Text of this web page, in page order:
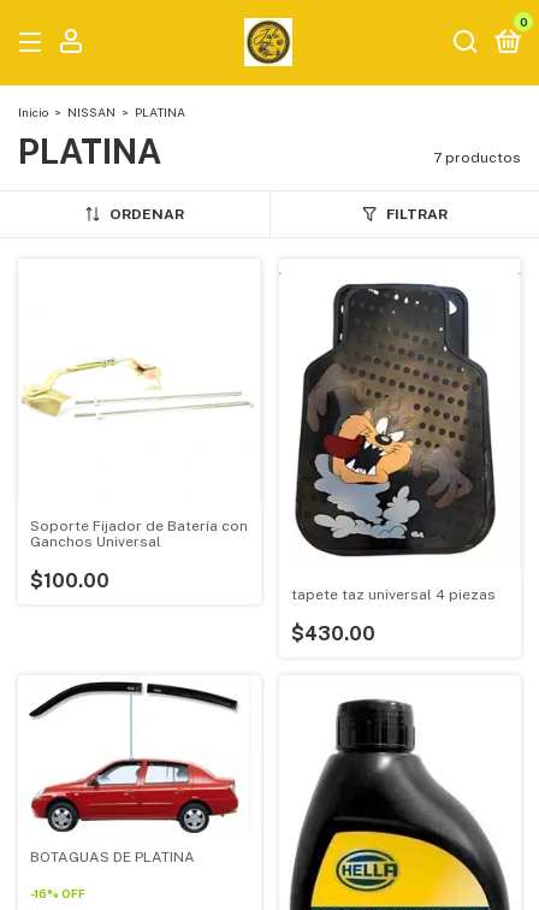
0
Inicio > NISSAN > PLATINA
PLATINA 7 productos
ORDENAR FILTRAR
Soporte Fijador de Batería con
Ganchos Universal
$100.00
tapete taz universal 4 piezas
$430.00
BOTAGUAS DE PLATINA
-16% OFF